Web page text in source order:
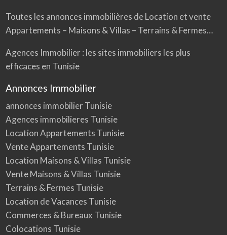
Toutes les annonces immobilières de Location et vente
Appartements – Maisons & Villas – Terrains & Fermes…
Agences Immobilier : les sites immobiliers les plus
efficaces en Tunisie
Annonces Immobilier
annonces immobilier Tunisie
Agences immobilieres Tunisie
Location Appartements Tunisie
Vente Appartements Tunisie
Location Maisons & Villas Tunisie
Vente Maisons & Villas Tunisie
Terrains & Fermes Tunisie
Location de Vacances Tunisie
Commerces & Bureaux Tunisie
Colocations Tunisie